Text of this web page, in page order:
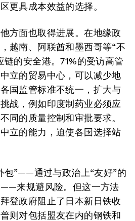
更具成本效益的选择。
方面也取得进展。在地缘政
越南、阿联酋和墨西哥等“不
链的安全港。71%的受访高管
立的贸易中心，可以减少地
国监管标准不统一，扩大与
战，例如印度制药业必须应
同的质量控制和审批要求。
立的能力，迫使各国选择站
包”——通过与政治上“友好”的
来规避风险。但这一方法
登政府阻止了日本新日铁收
则对包括盟友在内的钢铁和